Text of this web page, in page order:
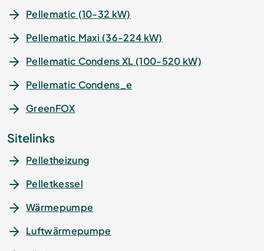
Pellematic (10-32 kW)
Pellematic Maxi (36-224 kW)
Pellematic Condens XL (100-520 kW)
Pellematic Condens_e
GreenFOX
Sitelinks
Pelletheizung
Pelletkessel
Wärmepumpe
Luftwärmepumpe